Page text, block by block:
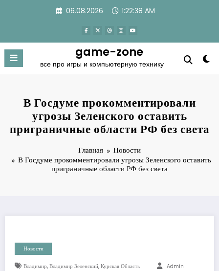
06.08.2026 1:22:38 AM
game-zone
все про игры и компьютерную технику
В Госдуме прокомментировали
угрозы Зеленского оставить
приграничные области РФ без света
Главная
Новости
В Госдуме прокомментировали угрозы Зеленского оставить
приграничные области РФ без света
Новости
Владимир, Владимир Зеленский, Курская Область Admin